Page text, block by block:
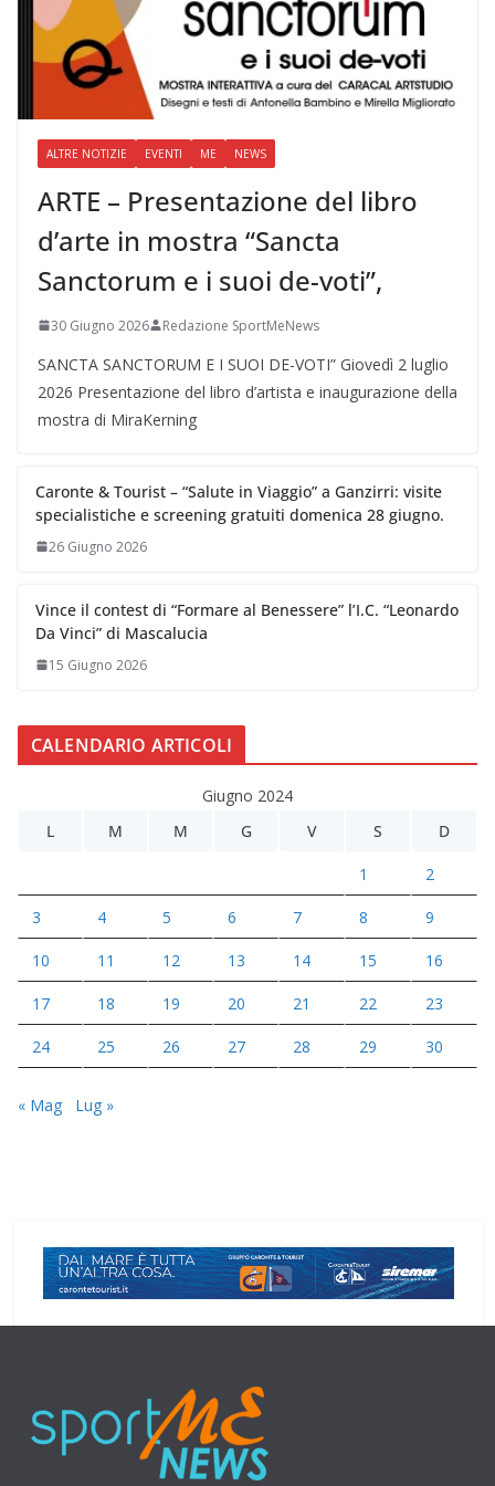
ALTRE NOTIZIE EVENTI ME NEWS
ARTE – Presentazione del libro
d’arte in mostra “Sancta
Sanctorum e i suoi de-voti”,
30 Giugno 2026 Redazione SportMeNews
SANCTA SANCTORUM E I SUOI DE-VOTI” Giovedì 2 luglio
2026 Presentazione del libro d’artista e inaugurazione della
mostra di MiraKerning
Caronte & Tourist – “Salute in Viaggio” a Ganzirri: visite
specialistiche e screening gratuiti domenica 28 giugno.
26 Giugno 2026
Vince il contest di “Formare al Benessere” l’I.C. “Leonardo
Da Vinci” di Mascalucia
15 Giugno 2026
CALENDARIO ARTICOLI
Giugno 2024
L
M M G V S D
1 2
3 4 5 6 7 8 9
10 11 12 13 14 15 16
17 18 19 20 21 22 23
24 25 26 27 28 29 30
« Mag Lug »